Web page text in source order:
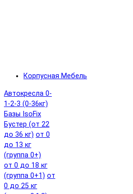
Корпусная Мебель
Автокресла 0-
1-2-3 (0-36кг)
Базы IsoFix
Бустер (от 22
до 36 кг) от 0
до 13 кг
(группа 0+)
от 0 до 18 кг
(группа 0+1) от
0 до 25 кг